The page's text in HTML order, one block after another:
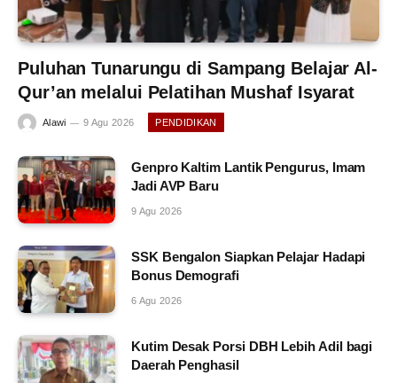
Puluhan Tunarungu di Sampang Belajar Al-
Qur’an melalui Pelatihan Mushaf Isyarat
Alawi 9 Agu 2026 PENDIDIKAN
Genpro Kaltim Lantik Pengurus, Imam
Jadi AVP Baru
9 Agu 2026
SSK Bengalon Siapkan Pelajar Hadapi
Bonus Demografi
6 Agu 2026
Kutim Desak Porsi DBH Lebih Adil bagi
Daerah Penghasil